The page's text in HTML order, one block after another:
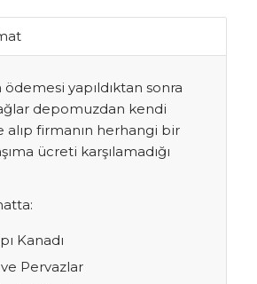
yapıldıktan sonra
depomuzdan kendi
alıp firmanın herhangi bir
ücreti karşılamadığı
Kanadı
ve Pervazlar